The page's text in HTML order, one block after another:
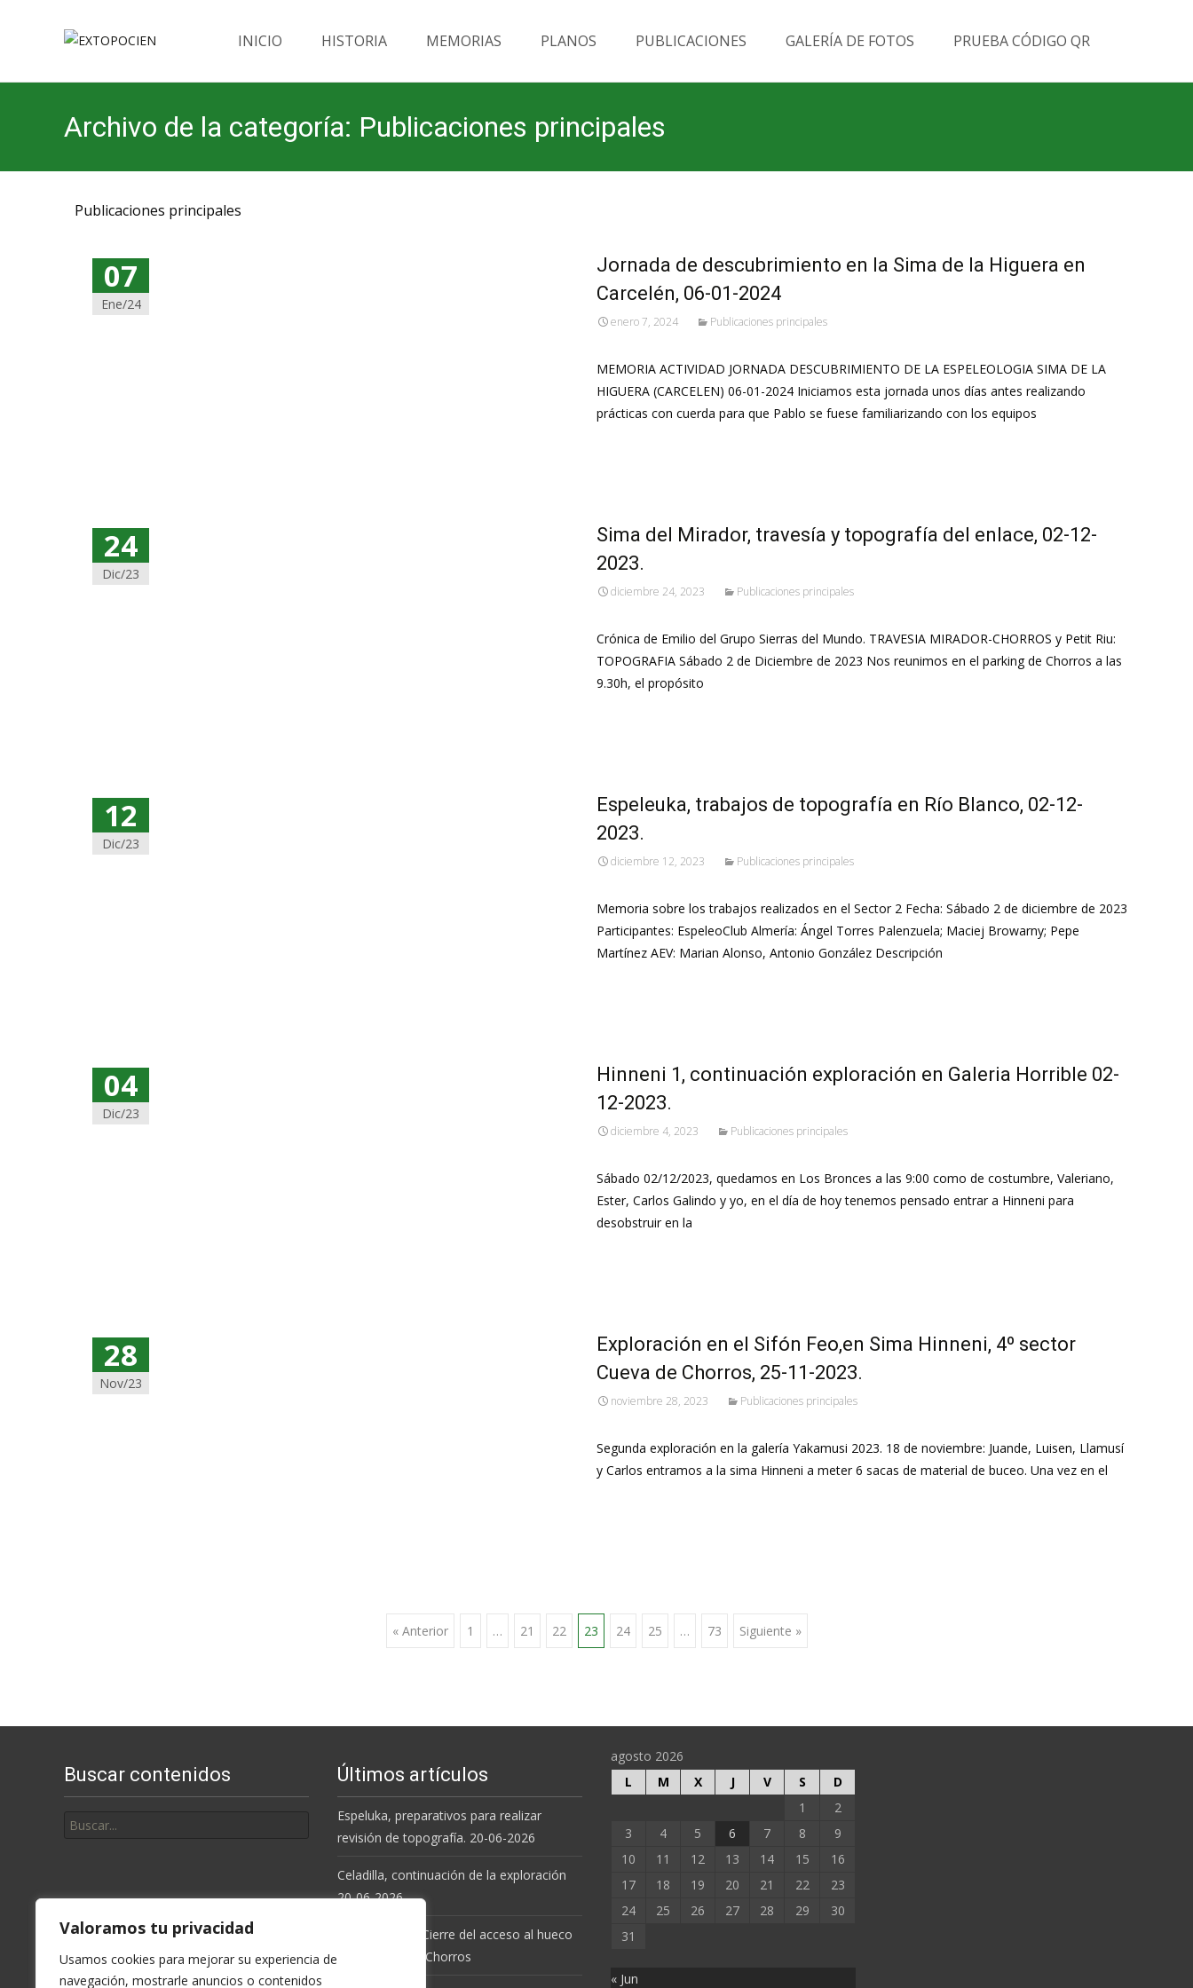
Valoramos tu privacidad
Usamos cookies para mejorar su experiencia de
navegación, mostrarle anuncios o contenidos
INICIO HISTORIA MEMORIAS PLANOS PUBLICACIONES GALERÍA DE FOTOS PRUEBA CÓDIGO QR
Archivo de la categoría: Publicaciones principales
Publicaciones principales
07
Ene/24
Jornada de descubrimiento en la Sima de la Higuera en
Carcelén, 06-01-2024
enero 7, 2024 Publicaciones principales
MEMORIA ACTIVIDAD JORNADA DESCUBRIMIENTO DE LA ESPELEOLOGIA SIMA DE LA
HIGUERA (CARCELEN) 06-01-2024 Iniciamos esta jornada unos días antes realizando
prácticas con cuerda para que Pablo se fuese familiarizando con los equipos
24
Dic/23
Sima del Mirador, travesía y topografía del enlace, 02-12-
2023.
diciembre 24, 2023 Publicaciones principales
Crónica de Emilio del Grupo Sierras del Mundo. TRAVESIA MIRADOR-CHORROS y Petit Riu:
TOPOGRAFIA Sábado 2 de Diciembre de 2023 Nos reunimos en el parking de Chorros a las
9.30h, el propósito
12
Dic/23
Espeleuka, trabajos de topografía en Río Blanco, 02-12-
2023.
diciembre 12, 2023 Publicaciones principales
Memoria sobre los trabajos realizados en el Sector 2 Fecha: Sábado 2 de diciembre de 2023
Participantes: EspeleoClub Almería: Ángel Torres Palenzuela; Maciej Browarny; Pepe
Martínez AEV: Marian Alonso, Antonio González Descripción
04
Dic/23
Hinneni 1, continuación exploración en Galeria Horrible 02-
12-2023.
diciembre 4, 2023 Publicaciones principales
Sábado 02/12/2023, quedamos en Los Bronces a las 9:00 como de costumbre, Valeriano,
Ester, Carlos Galindo y yo, en el día de hoy tenemos pensado entrar a Hinneni para
desobstruir en la
28
Nov/23
Exploración en el Sifón Feo,en Sima Hinneni, 4º sector
Cueva de Chorros, 25-11-2023.
noviembre 28, 2023 Publicaciones principales
Segunda exploración en la galería Yakamusi 2023. 18 de noviembre: Juande, Luisen, Llamusí
y Carlos entramos a la sima Hinneni a meter 6 sacas de material de buceo. Una vez en el
entradas
« Anterior 1 … 21 22 23 24 25 … 73 Siguiente »
Buscar contenidos
por:
Últimos artículos
Espeluka, preparativos para realizar
revisión de topografía. 20-06-2026
Celadilla, continuación de la exploración
20-06-2026.
Resolución de Cierre del acceso al hueco
de la Cueva de Chorros
agosto 2026
L
M X J V S
D
1
2
3
4 5 6 7 8
9
10
11 12 13 14 15
16
17
18 19 20 21 22
23
24
25 26 27 28 29
30
31
« Jun